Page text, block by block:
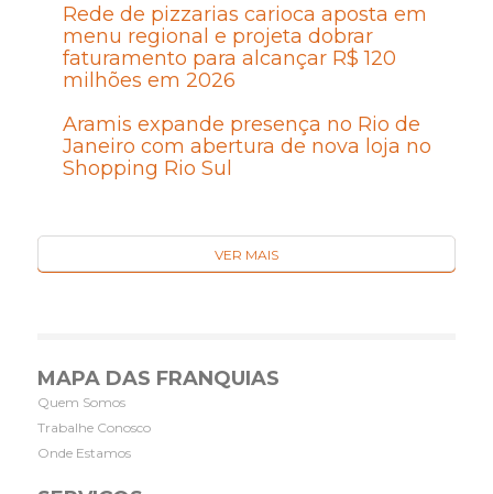
Rede de pizzarias carioca aposta em
menu regional e projeta dobrar
faturamento para alcançar R$ 120
milhões em 2026
Aramis expande presença no Rio de
Janeiro com abertura de nova loja no
Shopping Rio Sul
VER MAIS
MAPA DAS FRANQUIAS
Quem Somos
Trabalhe Conosco
Onde Estamos